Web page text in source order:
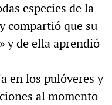
especies de la
compartió que su
y de ella aprendió
en los pulóveres y
al momento